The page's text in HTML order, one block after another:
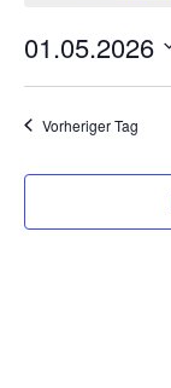
Mai
01.05.2026
Datum
wählen.
Vorheriger Tag